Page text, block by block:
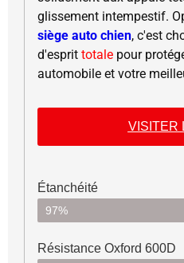
glissement intempestif.
siège auto chien, c'est
d'esprit totale pour
automobile et votre
VISITER
Étanchéité
97%
Résistance Oxford 600D